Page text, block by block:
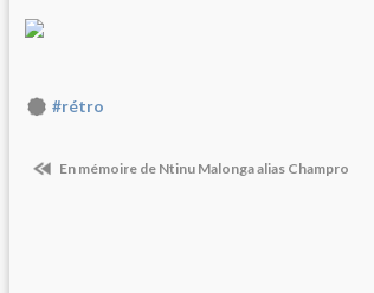
#rétro
En mémoire de Ntinu Malonga alias Champro